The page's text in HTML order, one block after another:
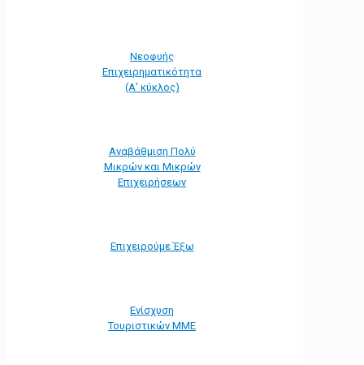
Νεοφυής
Επιχειρηματικότητα
(Α' κύκλος)
Αναβάθμιση Πολύ
Μικρών και Μικρών
Επιχειρήσεων
Επιχειρούμε Έξω
Ενίσχυση
Τουριστικών ΜΜΕ